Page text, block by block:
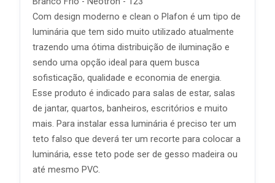
Com design moderno e clean o Plafon é um tipo de
luminária que tem sido muito utilizado atualmente
trazendo uma ótima distribuição de iluminação e
sendo uma opção ideal para quem busca
sofisticação, qualidade e economia de energia.
Esse produto é indicado para salas de estar, salas
de jantar, quartos, banheiros, escritórios e muito
mais. Para instalar essa luminária é preciso ter um
teto falso que deverá ter um recorte para colocar a
luminária, esse teto pode ser de gesso madeira ou
até mesmo PVC.